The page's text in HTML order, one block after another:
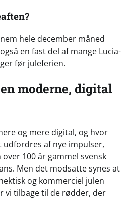
hele december måned
en fast del af mange Lucia-
før juleferien.
moderne, digital
og mere digital, og hvor
af nye impulser,
100 år gammel svensk
Men det modsatte synes at
og kommerciel julen
vi tilbage til de rødder, der